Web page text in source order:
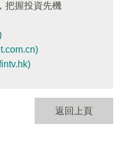
把握投資先機
返回上頁